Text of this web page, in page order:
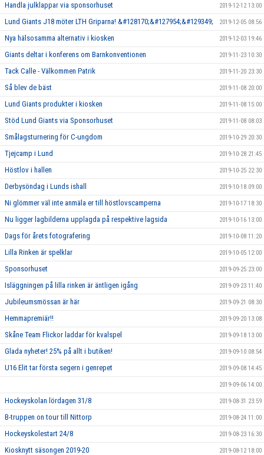
Handla julklappar via sponsorhuset 2019-12-12 13:00
Lund Giants J18 möter LTH Griparna! &#128170;&#127954;&#129349; 2019-12-05 08:56
Nya hälsosamma alternativ i kiosken 2019-12-03 19:46
Giants deltar i konferens om Barnkonventionen 2019-11-23 10:30
Tack Calle - Välkommen Patrik 2019-11-20 23:30
Så blev de bäst 2019-11-08 20:00
Lund Giants produkter i kiosken 2019-11-08 15:00
Stöd Lund Giants via Sponsorhuset 2019-11-08 08:03
Smålagsturnering för C-ungdom 2019-10-29 20:30
Tjejcamp i Lund 2019-10-28 21:45
Höstlov i hallen 2019-10-25 22:30
Derbysöndag i Lunds ishall 2019-10-18 09:00
Ni glömmer väl inte anmäla er till höstlovscamperna 2019-10-17 18:30
Nu ligger lagbilderna upplagda på respektive lagsida 2019-10-16 13:00
Dags för årets fotografering 2019-10-08 11:20
Lilla Rinken är spelklar 2019-10-05 12:00
Sponsorhuset 2019-09-25 23:00
Isläggningen på lilla rinken är äntligen igång 2019-09-23 11:40
Jubileumsmössan är här 2019-09-21 08:30
Hemmapremiär!! 2019-09-20 13:08
Skåne Team Flickor laddar för kvalspel 2019-09-18 13:00
Glada nyheter! 25% på allt i butiken! 2019-09-10 08:54
U16 Elit tar första segern i genrepet 2019-09-08 14:45
2019-09-06 14:00
Hockeyskolan lördagen 31/8 2019-08-31 23:59
B-truppen on tour till Nittorp 2019-08-24 11:00
Hockeyskolestart 24/8 2019-08-23 16:30
Kiosknytt säsongen 2019-20 2019-08-12 18:00